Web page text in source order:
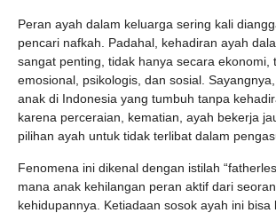
Peran ayah dalam keluarga sering kali
pencari nafkah. Padahal, kehadiran ayah
sangat penting, tidak hanya secara ekonomi,
emosional, psikologis, dan sosial.
anak di Indonesia yang tumbuh tanpa
karena perceraian, kematian, ayah bekerja
pilihan ayah untuk tidak terlibat dalam
Fenomena ini dikenal dengan istilah
mana anak kehilangan peran aktif dari
kehidupannya. Ketiadaan sosok ayah ini